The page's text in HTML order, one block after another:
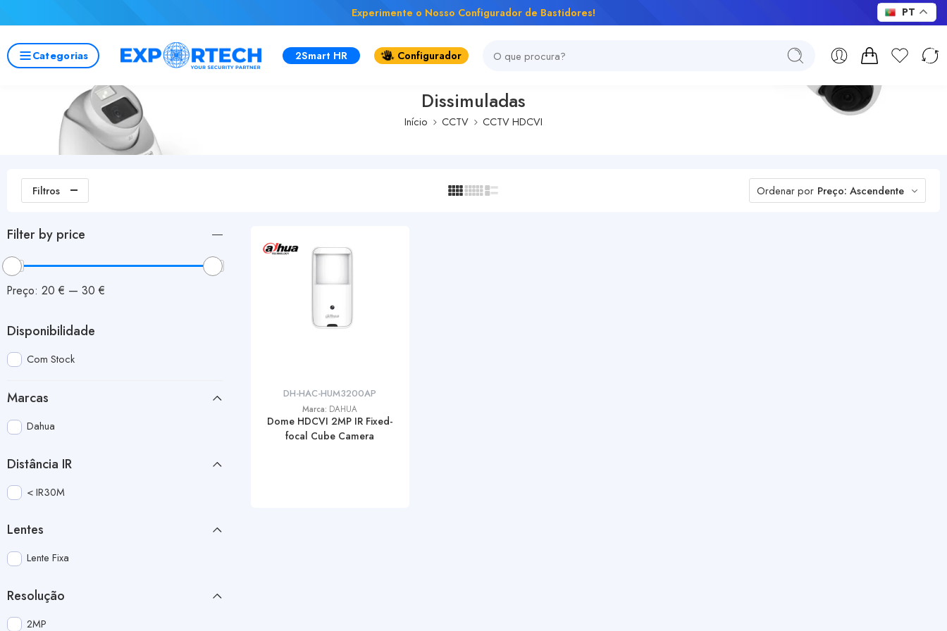
Experimente o Nosso Configurador de Bastidores!
Categorias 2Smart HR Configurador
Dissimuladas
Início CCTV CCTV HDCVI
Filtros Ordenar por Preço: Ascendente
DH-HAC-HUM3200AP
Marca: DAHUA
Dome HDCVI 2MP IR Fixed-
focal Cube Camera
Filter by price
Preço: 20 € — 30 €
Disponibilidade
Com Stock
Marcas
Dahua
Distância IR
< IR30M
Lentes
Lente Fixa
Resolução
2MP
PT